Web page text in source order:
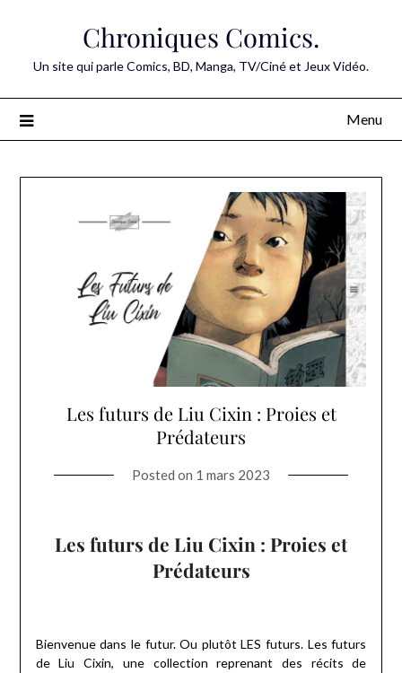
Chroniques Comics.
Un site qui parle Comics, BD, Manga, TV/Ciné et Jeux Vidéo.
Menu
Les futurs de Liu Cixin : Proies et
Prédateurs
Posted on 1 mars 2023
Les futurs de Liu Cixin : Proies et
Prédateurs
Bienvenue dans le futur. Ou plutôt LES futurs. Les futurs
de Liu Cixin, une collection reprenant des récits de